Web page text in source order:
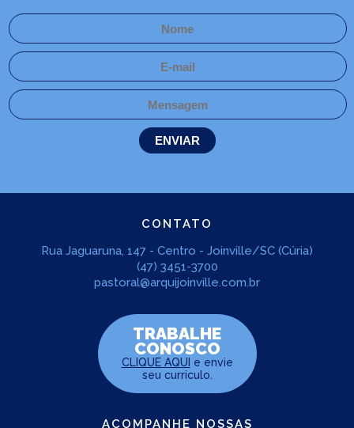
CONTATO
Rua Jaguaruna, 147 - Centro - Joinville/SC (Cúria)
(47) 3451-3700
pastoral@arquijoinville.com.br
TRABALHE
CONOSCO
CLIQUE AQUI e envie
seu curriculo.
ACOMPANHE NOSSAS